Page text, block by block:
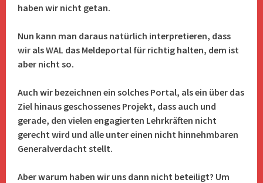
haben wir nicht getan.
Nun kann man daraus natürlich interpretieren, dass
wir als WAL das Meldeportal für richtig halten, dem ist
aber nicht so.
Auch wir bezeichnen ein solches Portal, als ein über das
Ziel hinaus geschossenes Projekt, dass auch und
gerade, den vielen engagierten Lehrkräften nicht
gerecht wird und alle unter einen nicht hinnehmbaren
Generalverdacht stellt.
Aber warum haben wir uns dann nicht beteiligt? Um